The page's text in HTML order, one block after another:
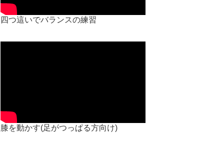
四つ這いでバランスの練習
膝を動かす(足がつっぱる方向け)